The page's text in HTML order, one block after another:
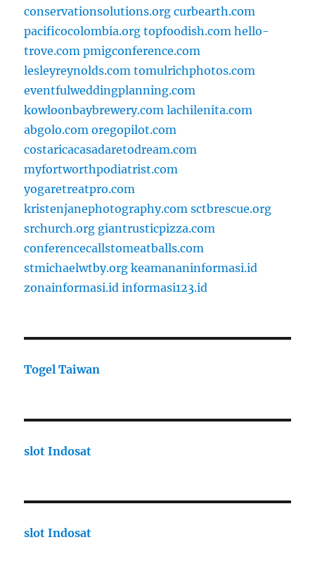
conservationsolutions.org curbearth.com
pacificocolombia.org topfoodish.com hello-
trove.com pmigconference.com
lesleyreynolds.com tomulrichphotos.com
eventfulweddingplanning.com
kowloonbaybrewery.com lachilenita.com
abgolo.com oregopilot.com
costaricacasadaretodream.com
myfortworthpodiatrist.com
yogaretreatpro.com
kristenjanephotography.com sctbrescue.org
srchurch.org giantrusticpizza.com
conferencecallstomeatballs.com
stmichaelwtby.org keamananinformasi.id
zonainformasi.id informasi123.id
Togel Taiwan
slot Indosat
slot Indosat